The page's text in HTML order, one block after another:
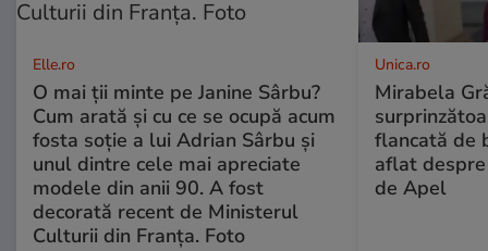
Elle.ro
O mai ții minte pe Janine Sârbu?
Cum arată și cu ce se ocupă acum
fosta soție a lui Adrian Sârbu și
unul dintre cele mai apreciate
modele din anii 90. A fost
decorată recent de Ministerul
Culturii din Franța. Foto
Unica.ro
Mirabela
flancată de
aflat
de Apel